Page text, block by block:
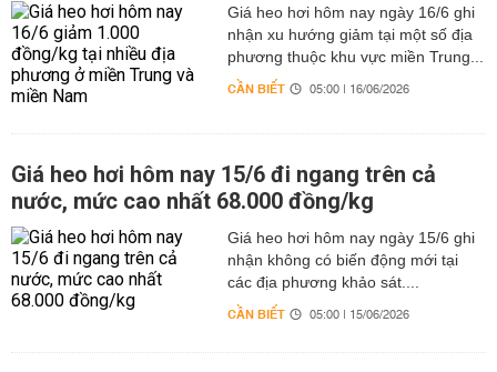
Giá heo hơi hôm nay ngày 16/6 ghi
nhận xu hướng giảm tại một số địa
phương thuộc khu vực miền Trung...
CẦN BIẾT 05:00 | 16/06/2026
Giá heo hơi hôm nay 15/6 đi ngang trên cả
nước, mức cao nhất 68.000 đồng/kg
Giá heo hơi hôm nay ngày 15/6 ghi
nhận không có biến động mới tại
các địa phương khảo sát....
CẦN BIẾT 05:00 | 15/06/2026